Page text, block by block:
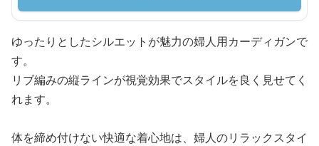
ゆったりとしたシルエットが魅力の婦人用カーディガンで
す。
リブ編みの縦ラインが視覚効果でスタイルを良く見せてく
れます。
体を締め付けない快適な着心地は、婦人のリラックスタイ